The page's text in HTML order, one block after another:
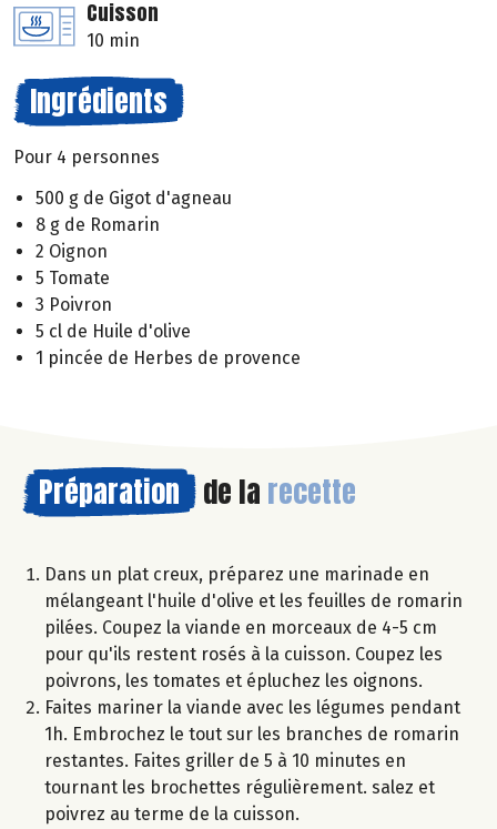
Cuisson
10 min
Ingrédients
Pour 4 personnes
500 g de Gigot d'agneau
8 g de Romarin
2 Oignon
5 Tomate
3 Poivron
5 cl de Huile d'olive
1 pincée de Herbes de provence
Préparation de la recette
Dans un plat creux, préparez une marinade en
mélangeant l'huile d'olive et les feuilles de romarin
pilées. Coupez la viande en morceaux de 4-5 cm
pour qu'ils restent rosés à la cuisson. Coupez les
poivrons, les tomates et épluchez les oignons.
Faites mariner la viande avec les légumes pendant
1h. Embrochez le tout sur les branches de romarin
restantes. Faites griller de 5 à 10 minutes en
tournant les brochettes régulièrement. salez et
poivrez au terme de la cuisson.